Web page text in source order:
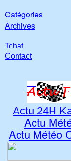
Catégories
Archives
Tchat
Contact
Actu 24H
Actu
Actu Météo